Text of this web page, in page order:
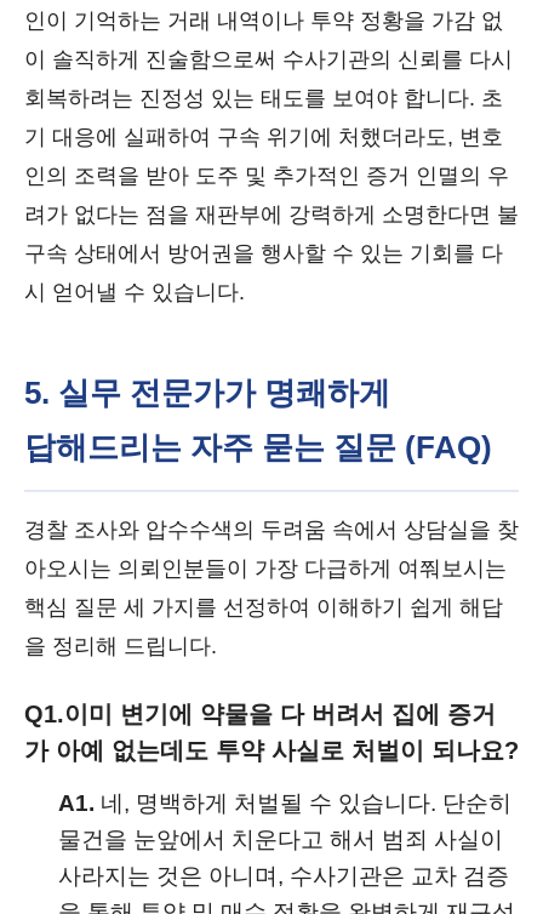
인이 기억하는 거래 내역이나 투약 정황을 가감 없
이 솔직하게 진술함으로써 수사기관의 신뢰를 다시
회복하려는 진정성 있는 태도를 보여야 합니다. 초
기 대응에 실패하여 구속 위기에 처했더라도, 변호
인의 조력을 받아 도주 및 추가적인 증거 인멸의 우
려가 없다는 점을 재판부에 강력하게 소명한다면 불
구속 상태에서 방어권을 행사할 수 있는 기회를 다
시 얻어낼 수 있습니다.
5. 실무 전문가가 명쾌하게
답해드리는 자주 묻는 질문 (FAQ)
경찰 조사와 압수수색의 두려움 속에서 상담실을 찾
아오시는 의뢰인분들이 가장 다급하게 여쭤보시는
핵심 질문 세 가지를 선정하여 이해하기 쉽게 해답
을 정리해 드립니다.
Q1.이미 변기에 약물을 다 버려서 집에 증거
가 아예 없는데도 투약 사실로 처벌이 되나요?
A1. 네, 명백하게 처벌될 수 있습니다. 단순히
물건을 눈앞에서 치운다고 해서 범죄 사실이
사라지는 것은 아니며, 수사기관은 교차 검증